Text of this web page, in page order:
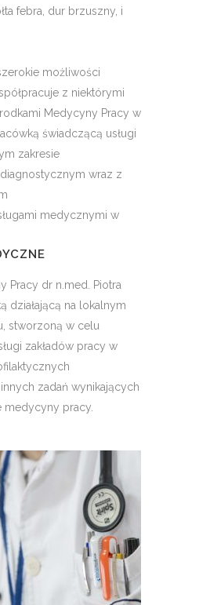
febra, dur brzuszny, i
możliwości
z niektórymi
Medycyny Pracy w
świadczącą usługi
zakresie
wraz z
medycznymi w
Pracy dr n.med. Piotra
działającą na lokalnym
stworzoną w celu
zakładów pracy w
zadań wynikających
medycyny pracy.